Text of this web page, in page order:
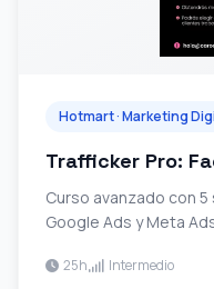
Hotmart · Marketing
Trafficker Pro:
Curso avanzado con
Google Ads y Meta
campanas publicitarias.
25h Intermedio